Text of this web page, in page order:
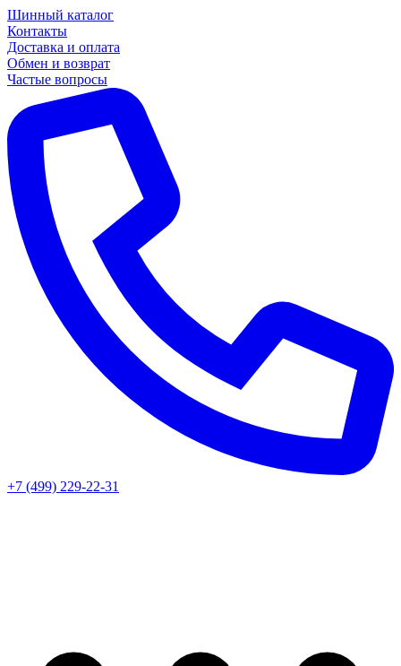
Шинный каталог
Контакты
Доставка и оплата
Обмен и возврат
Частые вопросы
+7 (499) 229-22-31